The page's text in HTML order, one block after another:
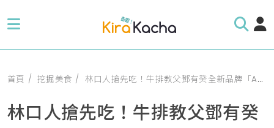
首頁 挖掘美食 林口人搶先吃！牛排教父鄧有癸全新品牌「AMBER HILL」進駐林口，以日本國產牛F1為主打、打造都會悠閒風高質感Casual Dining
林口人搶先吃！牛排教父鄧有癸